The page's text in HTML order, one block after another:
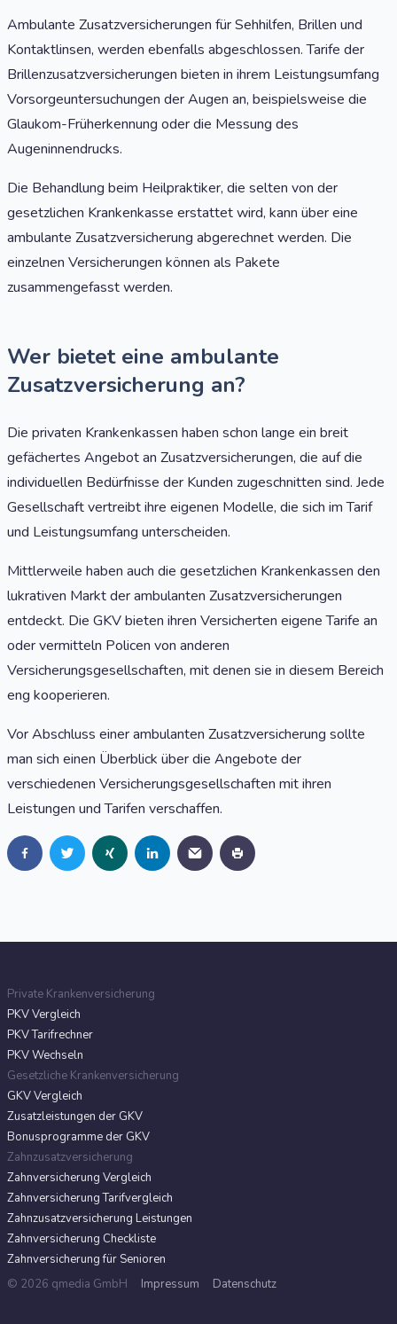
Ambulante Zusatzversicherungen für Sehhilfen, Brillen und
Kontaktlinsen, werden ebenfalls abgeschlossen. Tarife der
Brillenzusatzversicherungen bieten in ihrem Leistungsumfang
Vorsorgeuntersuchungen der Augen an, beispielsweise die
Glaukom-Früherkennung oder die Messung des
Augeninnendrucks.
Die Behandlung beim Heilpraktiker, die selten von der
gesetzlichen Krankenkasse erstattet wird, kann über eine
ambulante Zusatzversicherung abgerechnet werden. Die
einzelnen Versicherungen können als Pakete
zusammengefasst werden.
Wer bietet eine ambulante
Zusatzversicherung an?
Die privaten Krankenkassen haben schon lange ein breit
gefächertes Angebot an Zusatzversicherungen, die auf die
individuellen Bedürfnisse der Kunden zugeschnitten sind. Jede
Gesellschaft vertreibt ihre eigenen Modelle, die sich im Tarif
und Leistungsumfang unterscheiden.
Mittlerweile haben auch die gesetzlichen Krankenkassen den
lukrativen Markt der ambulanten Zusatzversicherungen
entdeckt. Die GKV bieten ihren Versicherten eigene Tarife an
oder vermitteln Policen von anderen
Versicherungsgesellschaften, mit denen sie in diesem Bereich
eng kooperieren.
Vor Abschluss einer ambulanten Zusatzversicherung sollte
man sich einen Überblick über die Angebote der
verschiedenen Versicherungsgesellschaften mit ihren
Leistungen und Tarifen verschaffen.
Private Krankenversicherung
PKV Vergleich
PKV Tarifrechner
PKV Wechseln
Gesetzliche Krankenversicherung
GKV Vergleich
Zusatzleistungen der GKV
Bonusprogramme der GKV
Zahnzusatzversicherung
Zahnversicherung Vergleich
Zahnversicherung Tarifvergleich
Zahnzusatzversicherung Leistungen
Zahnversicherung Checkliste
Zahnversicherung für Senioren
© 2026 qmedia GmbH
Impressum Datenschutz